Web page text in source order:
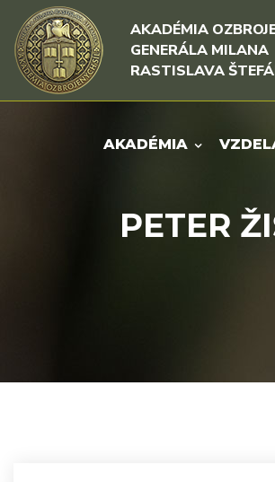
Rovno na obsah
Rovno na menu
AKADÉMIA
GENERÁLA MILANA
RASTISLAVA
AKADÉMIA
PETER